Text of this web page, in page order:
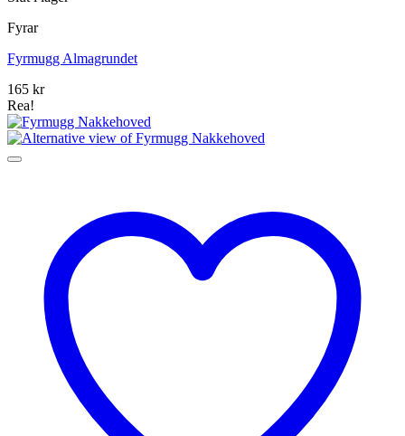
Fyrar
Fyrmugg Almagrundet
165 kr
Rea!